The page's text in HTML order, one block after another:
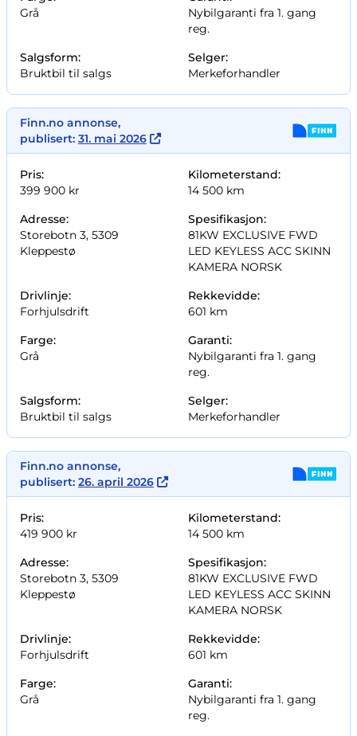
Grå
Nybilgaranti fra 1. gang
reg.
Salgsform:
Bruktbil til salgs
Selger:
Merkeforhandler
Finn.no annonse,
publisert: 31. mai 2026
Pris:
399 900 kr
Kilometerstand:
14 500 km
Adresse:
Storebotn 3, 5309
Kleppestø
Spesifikasjon:
81KW EXCLUSIVE FWD
LED KEYLESS ACC SKINN
KAMERA NORSK
Drivlinje:
Forhjulsdrift
Rekkevidde:
601 km
Farge:
Grå
Garanti:
Nybilgaranti fra 1. gang
reg.
Salgsform:
Bruktbil til salgs
Selger:
Merkeforhandler
Finn.no annonse,
publisert: 26. april 2026
Pris:
419 900 kr
Kilometerstand:
14 500 km
Adresse:
Storebotn 3, 5309
Kleppestø
Spesifikasjon:
81KW EXCLUSIVE FWD
LED KEYLESS ACC SKINN
KAMERA NORSK
Drivlinje:
Forhjulsdrift
Rekkevidde:
601 km
Farge:
Grå
Garanti:
Nybilgaranti fra 1. gang
reg.